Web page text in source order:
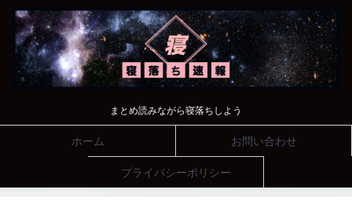
まとめ読みながら寝落ちしよう
ホーム お問い合わせ
プライバシーポリシー